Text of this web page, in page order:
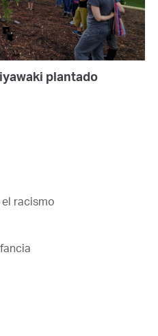
plantado
racismo